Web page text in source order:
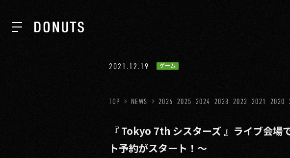
ABOUT
2021.12.19 ゲーム
TOP NEWS 2026 2025 2024 2023 2022 2021 2020
『 Tokyo 7th シスターズ 』ライブ会
ト予約がスタート！〜